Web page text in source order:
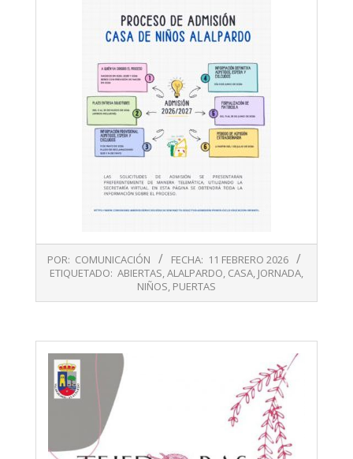
02-
POR: COMUNICACIÓN FECHA: 11 FEBRERO 2026
ETIQUETADO: ABIERTAS ALALPARDO CASA JORNADA
NIÑOS PUERTAS